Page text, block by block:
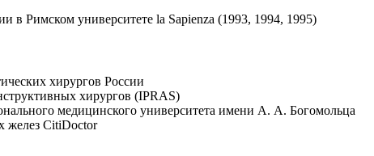
в Римском университете la Sapienza (1993, 1994, 1995)
хирургов России
хирургов (IPRAS)
медицинского университета имени А. А. Богомольца
желез CitiDoctor